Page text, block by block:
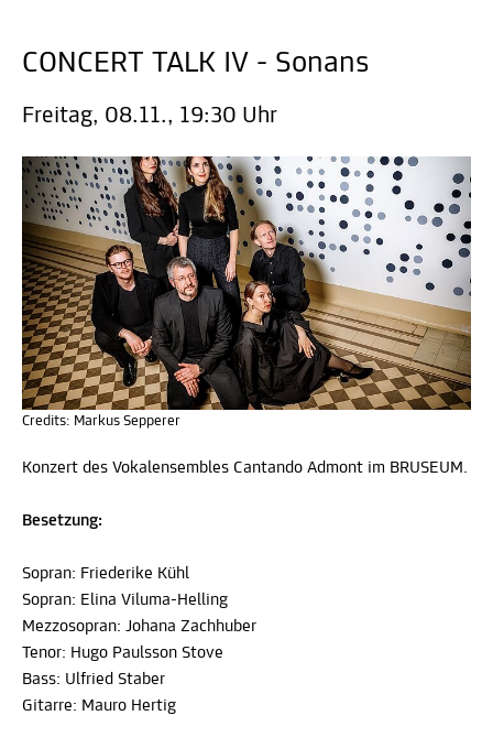
CONCERT TALK IV - Sonans
Freitag, 08.11., 19:30 Uhr
Credits: Markus Sepperer
Konzert des Vokalensembles Cantando Admont im BRUSEUM.
Besetzung:
Sopran: Friederike Kühl
Sopran: Elina Viluma-Helling
Mezzosopran: Johana Zachhuber
Tenor: Hugo Paulsson Stove
Bass: Ulfried Staber
Gitarre: Mauro Hertig